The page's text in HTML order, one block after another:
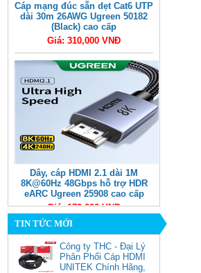
Cáp mạng đúc sẵn dẹt Cat6 UTP
dài 30m 26AWG Ugreen 50182
(Black) cao cấp
Giá: 310,000 VNĐ
Dây, cáp HDMI 2.1 dài 1M
8K@60Hz 48Gbps hỗ trợ HDR
eARC Ugreen 25908 cao cấp
Giá: 170,000 VNĐ
TIN TỨC MỚI
Công ty THC - Đại Lý
Phân Phối Cáp HDMI
UNITEK Chính Hãng,